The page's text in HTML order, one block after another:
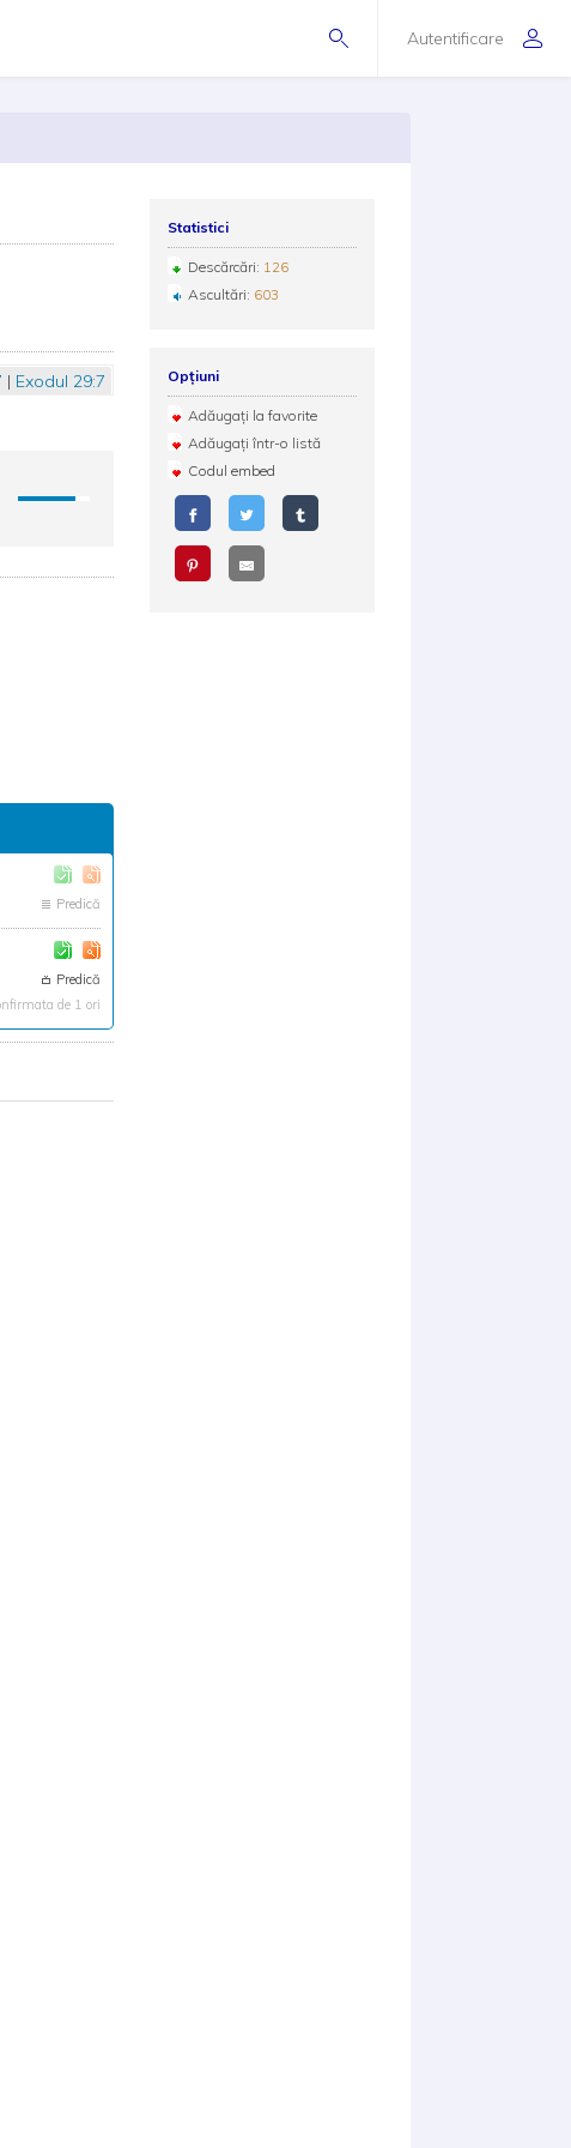
Autentificare
| Exodul 29:7
Predică
Predică
de 1 ori
Statistici
Descărcări: 126
Ascultări: 603
Opțiuni
Adăugați la favorite
Adăugați într-o listă
Codul embed